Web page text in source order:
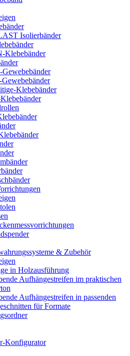
Isolierbänder
Klebebänder
Gewebebänder
Klebebänder
& Zubehör
in Holzausführung
Aufhängestreifen im praktischen
Aufhängestreifen in passenden
für Formate
Konfigurator